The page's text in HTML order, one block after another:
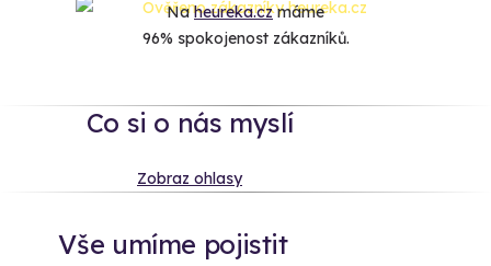
Naheureka.czmáme
96% spokojenost zákazníků.
Co si o nás myslí
Zobraz ohlasy
Vše umíme pojistit